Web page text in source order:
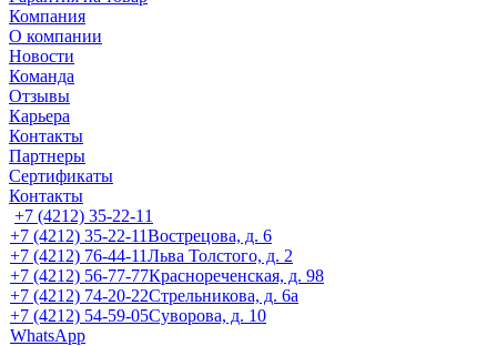
Компания
О компании
Новости
Команда
Отзывы
Карьера
Контакты
Партнеры
Сертификаты
Контакты
+7 (4212) 35-22-11
+7 (4212) 35-22-11Вострецова, д. 6
+7 (4212) 76-44-11Льва Толстого, д. 2
+7 (4212) 56-77-77Краснореченская, д. 98
+7 (4212) 74-20-22Стрельникова, д. 6а
+7 (4212) 54-59-05Суворова, д. 10
WhatsApp